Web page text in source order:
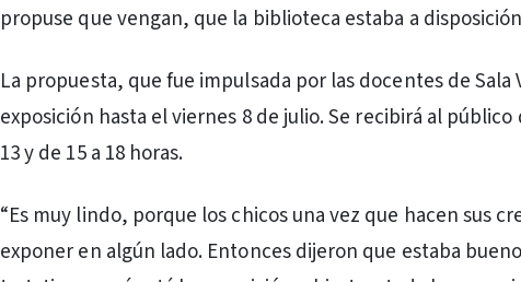
propuse que vengan, que la biblioteca estaba a
La propuesta, que fue impulsada por las docentes de
exposición hasta el viernes 8 de julio. Se recibirá al público
13 y de 15 a 18 horas.
“Es muy lindo, porque los chicos una vez que hacen sus
exponer en algún lado. Entonces dijeron que estaba